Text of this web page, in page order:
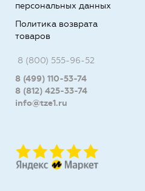
персональных данных
Политика возврата
товаров
8 (800) 555-96-52
8 (499) 110-53-74
8 (812) 425-33-74
info@tze1.ru